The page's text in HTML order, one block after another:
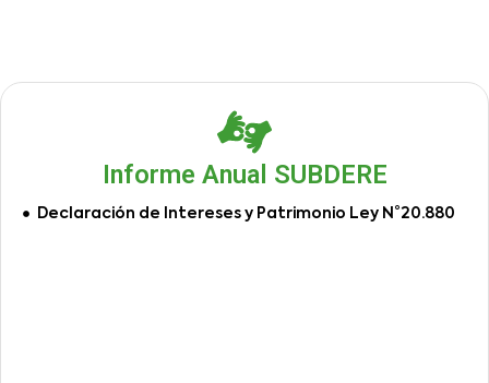
Informe Anual SUBDERE
Declaración de Intereses y Patrimonio Ley N°20.880